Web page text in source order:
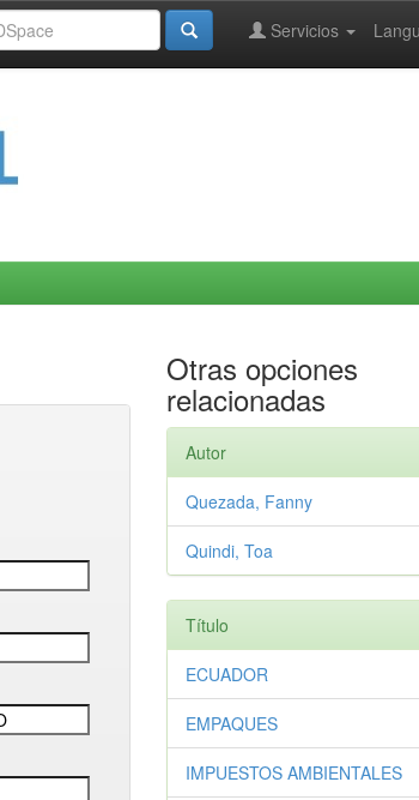
Servicios
Otras opciones
relacionadas
Autor
Quezada, Fanny
Quindi, Toa
Título
ECUADOR
EMPAQUES
IMPUESTOS AMBIENTALES